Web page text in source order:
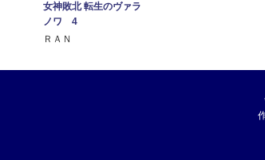
女神敗北 転生のヴァラ
ノワ 4
ＲＡＮ